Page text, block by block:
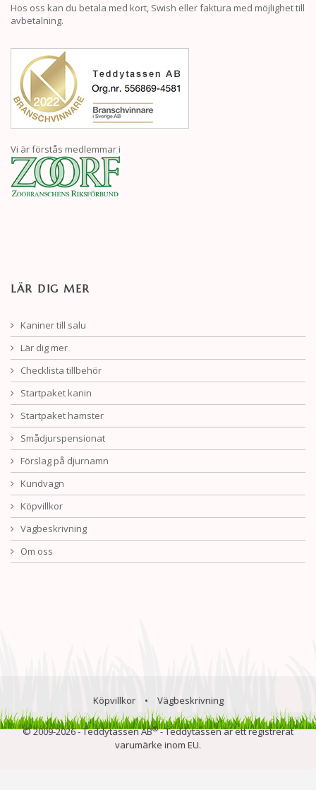
Hos oss kan du betala med kort, Swish eller faktura med möjlighet till
avbetalning.
Vi är förstås medlemmar i
LÄR DIG MER
Kaniner till salu
Lär dig mer
Checklista tillbehör
Startpaket kanin
Startpaket hamster
Smådjurspensionat
Förslag på djurnamn
Kundvagn
Köpvillkor
Vägbeskrivning
Om oss
Köpvillkor • Vägbeskrivning
© 2009-2026 - Teddytassen AB®- Teddytassen är ett registrerat
varumärke inom EU.